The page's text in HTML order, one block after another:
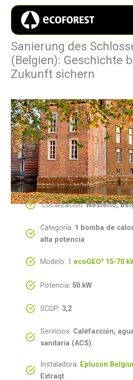
Sanierung des
(Belgien): Geschichte
Zukunft sichern
Localización:Westerlo,
Categoría: 1 bomba de
alta potencia
Modelo: 1 ecoGEO+ 15-70
Potencia: 50 kW
SCOP: 3,2
Servicios: Calefacción,
sanitaria (ACS).
Instaladora: Eplucon
Extraqt